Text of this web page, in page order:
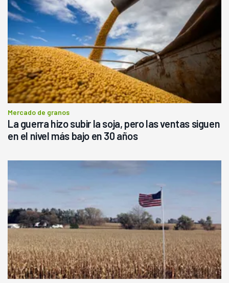
Mercado de granos
La guerra hizo subir la soja, pero las ventas siguen
en el nivel más bajo en 30 años